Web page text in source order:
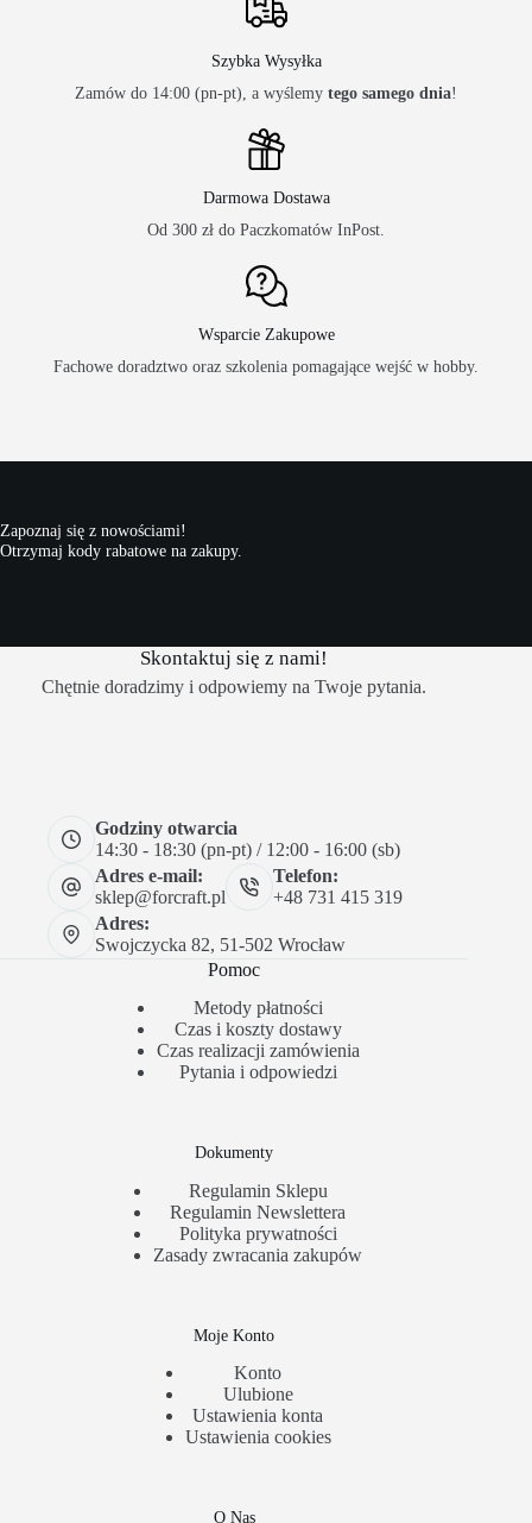
Szybka Wysyłka
Zamów do 14:00 (pn-pt), a wyślemy tego samego dnia!
Darmowa Dostawa
Od 300 zł do Paczkomatów InPost.
Wsparcie Zakupowe
Fachowe doradztwo oraz szkolenia pomagające wejść w hobby.
Zapoznaj się z nowościami!
Otrzymaj kody rabatowe na zakupy.
Skontaktuj się z nami!
Chętnie doradzimy i odpowiemy na Twoje pytania.
Godziny otwarcia
14:30 - 18:30 (pn-pt) / 12:00 - 16:00 (sb)
Adres e-mail:
sklep@forcraft.pl
Telefon:
+48 731 415 319
Adres:
Swojczycka 82, 51-502 Wrocław
Pomoc
Metody płatności
Czas i koszty dostawy
Czas realizacji zamówienia
Pytania i odpowiedzi
Dokumenty
Regulamin Sklepu
Regulamin Newslettera
Polityka prywatności
Zasady zwracania zakupów
Moje Konto
Konto
Ulubione
Ustawienia konta
Ustawienia cookies
O Nas